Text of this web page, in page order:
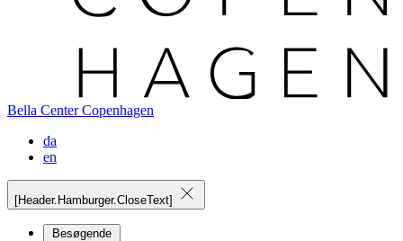
Bella Center Copenhagen
da
en
[Header.Hamburger.CloseText]
Besøgende